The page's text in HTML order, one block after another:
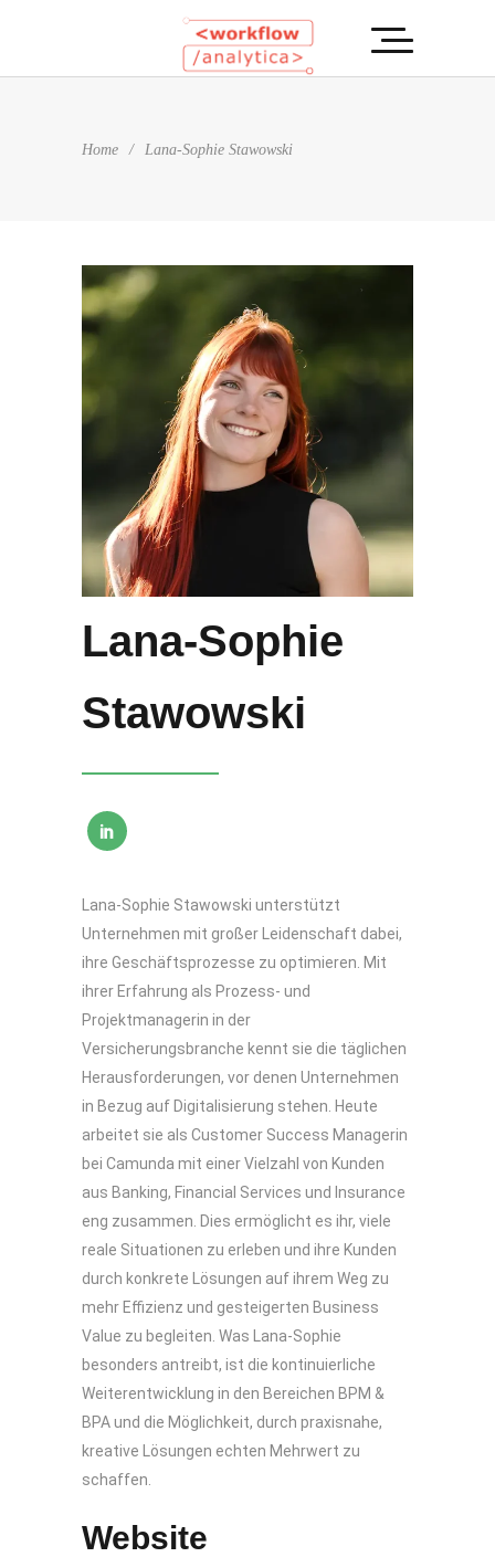
Home / Lana-Sophie Stawowski
Lana-Sophie
Stawowski
Lana-Sophie Stawowski unterstützt
Unternehmen mit großer Leidenschaft dabei,
ihre Geschäftsprozesse zu optimieren. Mit
ihrer Erfahrung als Prozess- und
Projektmanagerin in der
Versicherungsbranche kennt sie die täglichen
Herausforderungen, vor denen Unternehmen
in Bezug auf Digitalisierung stehen. Heute
arbeitet sie als Customer Success Managerin
bei Camunda mit einer Vielzahl von Kunden
aus Banking, Financial Services und Insurance
eng zusammen. Dies ermöglicht es ihr, viele
reale Situationen zu erleben und ihre Kunden
durch konkrete Lösungen auf ihrem Weg zu
mehr Effizienz und gesteigerten Business
Value zu begleiten. Was Lana-Sophie
besonders antreibt, ist die kontinuierliche
Weiterentwicklung in den Bereichen BPM &
BPA und die Möglichkeit, durch praxisnahe,
kreative Lösungen echten Mehrwert zu
schaffen.
Website